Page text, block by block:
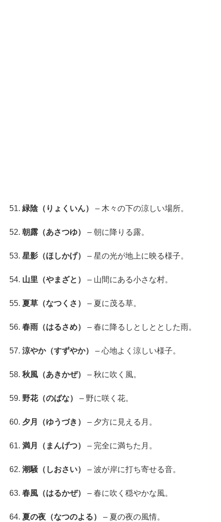
緑陰（りょくいん） – 木々の下の涼しい場所。
朝露（あさつゆ） – 朝に降りる露。
星影（ほしかげ） – 星の光が地上に映る様子。
山里（やまざと） – 山間にある小さな村。
夏草（なつくさ） – 夏に茂る草。
春雨（はるさめ） – 春に降るしとしととした雨。
涼やか（すずやか） – 心地よく涼しい様子。
秋風（あきかぜ） – 秋に吹く風。
野花（のばな） – 野に咲く花。
夕月（ゆうづき） – 夕方に見える月。
満月（まんげつ） – 完全に満ちた月。
潮騒（しおさい） – 波が岸に打ち寄せる音。
春風（はるかぜ） – 春に吹く穏やかな風。
夏の夜（なつのよる） – 夏の夜の風情。